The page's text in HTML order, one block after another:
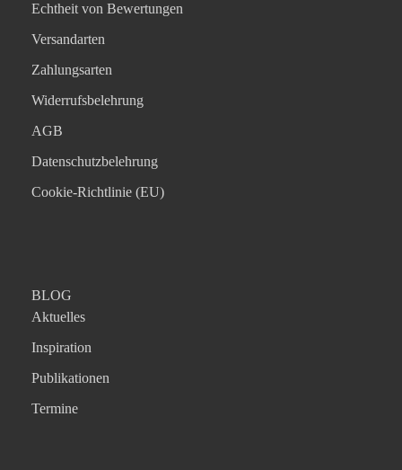
Echtheit von Bewertungen
Versandarten
Zahlungsarten
Widerrufsbelehrung
AGB
Datenschutzbelehrung
Cookie-Richtlinie (EU)
BLOG
Aktuelles
Inspiration
Publikationen
Termine